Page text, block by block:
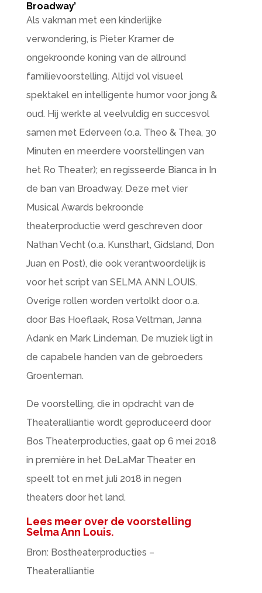
Broadway’
Als vakman met een kinderlijke
verwondering, is Pieter Kramer de
ongekroonde koning van de allround
familievoorstelling. Altijd vol visueel
spektakel en intelligente humor voor jong &
oud. Hij werkte al veelvuldig en succesvol
samen met Ederveen (o.a. Theo & Thea, 30
Minuten en meerdere voorstellingen van
het Ro Theater); en regisseerde Bianca in In
de ban van Broadway. Deze met vier
Musical Awards bekroonde
theaterproductie werd geschreven door
Nathan Vecht (o.a. Kunsthart, Gidsland, Don
Juan en Post), die ook verantwoordelijk is
voor het script van SELMA ANN LOUIS.
Overige rollen worden vertolkt door o.a.
door Bas Hoeflaak, Rosa Veltman, Janna
Adank en Mark Lindeman. De muziek ligt in
de capabele handen van de gebroeders
Groenteman.
De voorstelling, die in opdracht van de
Theateralliantie wordt geproduceerd door
Bos Theaterproducties, gaat op 6 mei 2018
in première in het DeLaMar Theater en
speelt tot en met juli 2018 in negen
theaters door het land.
Lees meer over de voorstelling
Selma Ann Louis.
Bron: Bostheaterproducties –
Theateralliantie